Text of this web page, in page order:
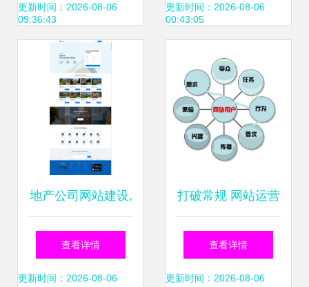
旷鑫发展？
更新时间：2026-08-06
09:36:43
制的全方位解析
更新时间：2026-08-06
00:43:05
地产公司网站建设,
房屋租赁网站开源
代码模板
查看详情
更新时间：2026-08-06
打破常规 网站运营
如何告别千篇一律
的设计方式
查看详情
更新时间：2026-08-06